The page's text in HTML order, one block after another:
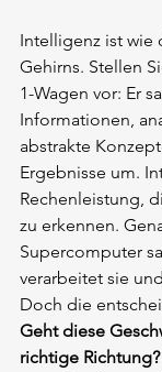
Intelligenz ist wie
Gehirns. Stellen
1-Wagen vor: Er
Informationen,
abstrakte
Ergebnisse um.
Rechenleistung,
zu erkennen.
Supercomputer
verarbeitet sie
Doch die
Geht diese
richtige Richtung?